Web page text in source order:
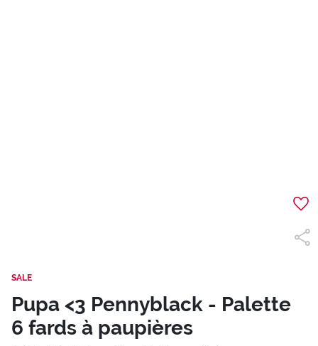
SALE
Pupa <3 Pennyblack - Palette
6 fards à paupières